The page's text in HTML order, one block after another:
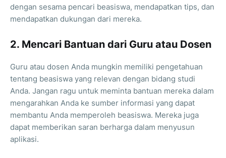
dengan sesama pencari beasiswa, mendapatkan tips, dan
mendapatkan dukungan dari mereka.
2. Mencari Bantuan dari Guru atau Dosen
Guru atau dosen Anda mungkin memiliki pengetahuan
tentang beasiswa yang relevan dengan bidang studi
Anda. Jangan ragu untuk meminta bantuan mereka dalam
mengarahkan Anda ke sumber informasi yang dapat
membantu Anda memperoleh beasiswa. Mereka juga
dapat memberikan saran berharga dalam menyusun
aplikasi.